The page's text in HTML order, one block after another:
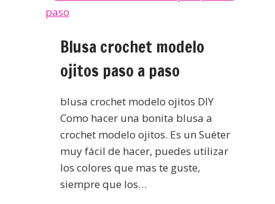
Blusa crochet modelo
ojitos paso a paso
blusa crochet modelo ojitos DIY
Como hacer una bonita blusa a
crochet modelo ojitos. Es un Suéter
muy fácil de hacer, puedes utilizar
los colores que mas te guste,
siempre que los…